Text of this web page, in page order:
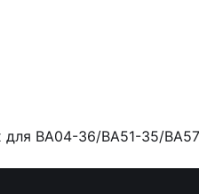
ВА04-36/ВА51-35/